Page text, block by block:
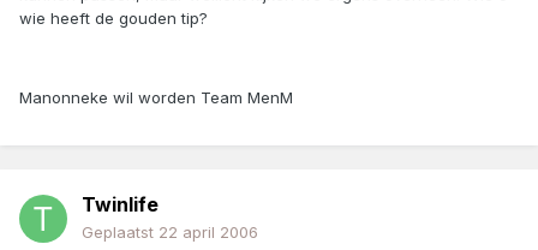
wie heeft de gouden tip?
Manonneke wil worden Team MenM
Twinlife
Geplaatst 22 april 2006